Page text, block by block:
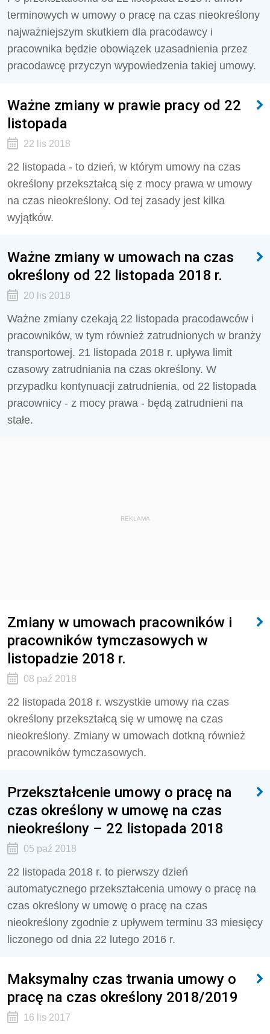
terminowych w umowy o pracę na czas nieokreślony
najważniejszym skutkiem dla pracodawcy i
pracownika będzie obowiązek uzasadnienia przez
pracodawcę przyczyn wypowiedzenia takiej umowy.
Ważne zmiany w prawie pracy od 22
listopada
22 lis 2018
22 listopada - to dzień, w którym umowy na czas
określony przekształcą się z mocy prawa w umowy
na czas nieokreślony. Od tej zasady jest kilka
wyjątków.
Ważne zmiany w umowach na czas
określony od 22 listopada 2018 r.
20 lis 2018
Ważne zmiany czekają 22 listopada pracodawców i
pracowników, w tym również zatrudnionych w branży
transportowej. 21 listopada 2018 r. upływa limit
czasowy zatrudniania na czas określony. W
przypadku kontynuacji zatrudnienia, od 22 listopada
pracownicy - z mocy prawa - będą zatrudnieni na
stałe.
REKLAMA
Zmiany w umowach pracowników i
pracowników tymczasowych w
listopadzie 2018 r.
08 paź 2018
22 listopada 2018 r. wszystkie umowy na czas
określony przekształcą się w umowę na czas
nieokreślony. Zmiany w umowach dotkną również
pracowników tymczasowych.
Przekształcenie umowy o pracę na
czas określony w umowę na czas
nieokreślony – 22 listopada 2018
05 paź 2018
22 listopada 2018 r. to pierwszy dzień
automatycznego przekształcenia umowy o pracę na
czas określony w umowę o pracę na czas
nieokreślony zgodnie z upływem terminu 33 miesięcy
liczonego od dnia 22 lutego 2016 r.
Maksymalny czas trwania umowy o
pracę na czas określony 2018/2019
16 lis 2017